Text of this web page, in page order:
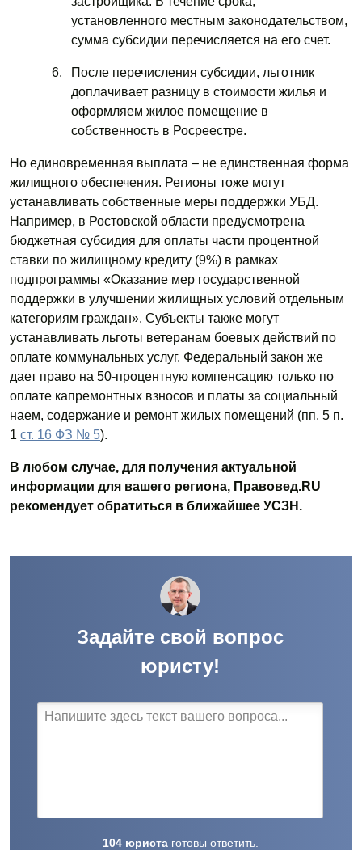
установленного местным законодательством,
сумма субсидии перечисляется на его счет.
После перечисления субсидии, льготник
доплачивает разницу в стоимости жилья и
оформляем жилое помещение в
собственность в Росреестре.
Но единовременная выплата – не единственная форма
жилищного обеспечения. Регионы тоже могут
устанавливать собственные меры поддержки УБД.
Например, в Ростовской области предусмотрена
бюджетная субсидия для оплаты части процентной
ставки по жилищному кредиту (9%) в рамках
подпрограммы «Оказание мер государственной
поддержки в улучшении жилищных условий отдельным
категориям граждан». Субъекты также могут
устанавливать льготы ветеранам боевых действий по
оплате коммунальных услуг. Федеральный закон же
дает право на 50-процентную компенсацию только по
оплате капремонтных взносов и платы за социальный
наем, содержание и ремонт жилых помещений (пп. 5 п.
1 ст. 16 ФЗ № 5).
В любом случае, для получения актуальной
информации для вашего региона, Правовед.RU
рекомендует обратиться в ближайшее УСЗН.
Задайте свой вопрос
юристу!
104 юриста готовы ответить.